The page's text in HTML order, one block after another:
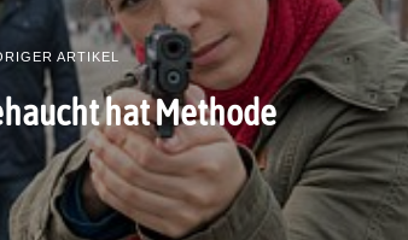
ARTIKEL
hat Methode